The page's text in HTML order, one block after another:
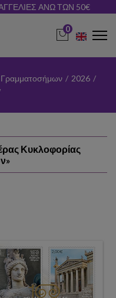
ΑΝΩ ΤΩΝ 50€
0
Γραμματοσήμων / 2026 /
Κυκλοφορίας